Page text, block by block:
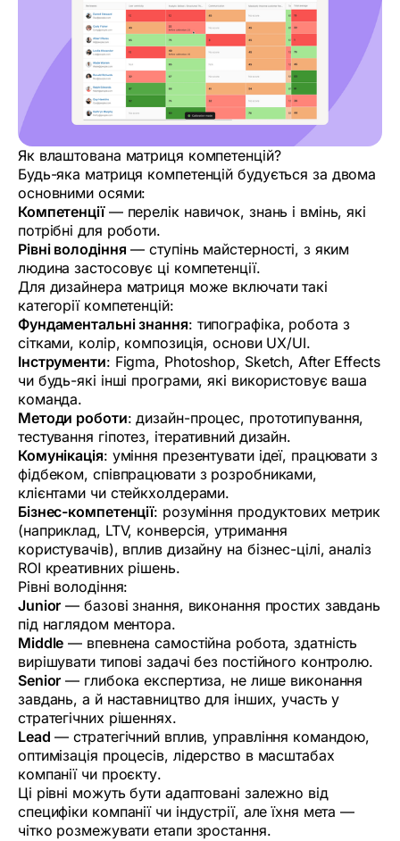
Як влаштована матриця компетенцій?
Будь-яка матриця компетенцій будується за двома
основними осями:
Компетенції— перелік навичок, знань і вмінь, які
потрібні для роботи.
Рівні володіння — ступінь майстерності, з яким
людина застосовує ці компетенції.
Для дизайнера матриця може включати такі
категорії компетенцій:
Фундаментальні знання: типографіка, робота з
сітками, колір, композиція, основи UX/UI.
Інструменти: Figma, Photoshop, Sketch, After Effects
чи будь-які інші програми, які використовує ваша
команда.
Методи роботи: дизайн-процес, прототипування,
тестування гіпотез, ітеративний дизайн.
Комунікація: уміння презентувати ідеї, працювати з
фідбеком, співпрацювати з розробниками,
клієнтами чи стейкхолдерами.
Бізнес-компетенції: розуміння продуктових метрик
(наприклад, LTV, конверсія, утримання
користувачів), вплив дизайну на бізнес-цілі, аналіз
ROI креативних рішень.
Рівні володіння:
Junior — базові знання, виконання простих завдань
під наглядом ментора.
Middle — впевнена самостійна робота, здатність
вирішувати типові задачі без постійного контролю.
Senior — глибока експертиза, не лише виконання
завдань, а й наставництво для інших, участь у
стратегічних рішеннях.
Lead — стратегічний вплив, управління командою,
оптимізація процесів, лідерство в масштабах
компанії чи проєкту.
Ці рівні можуть бути адаптовані залежно від
специфіки компанії чи індустрії, але їхня мета —
чітко розмежувати етапи зростання.